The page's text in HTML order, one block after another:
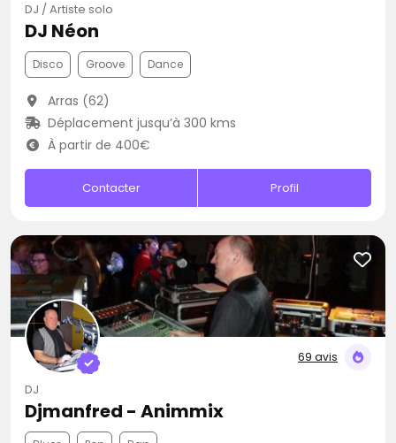
DJ / Artiste solo
DJ Néon
Disco Groove Dance
Arras (62)
Déplacement jusqu’à 300 kms
À partir de 400€
Contacter Profil
69 avis
DJ
Djmanfred - Animmix